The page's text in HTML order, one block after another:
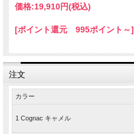
価格:19,910円(税込)
[ポイント還元 995ポイント～]
注文
カラー
1 Cognac キャメル